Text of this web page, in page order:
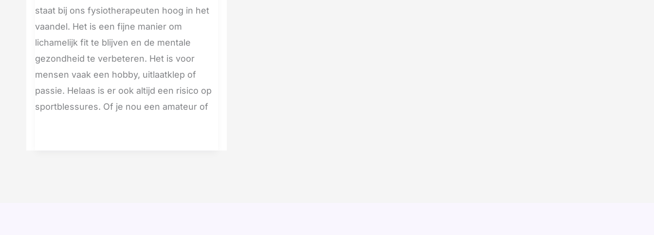
staat bij ons fysiotherapeuten hoog in het
vaandel. Het is een fijne manier om
lichamelijk fit te blijven en de mentale
gezondheid te verbeteren. Het is voor
mensen vaak een hobby, uitlaatklep of
passie. Helaas is er ook altijd een risico op
sportblessures. Of je nou een amateur of